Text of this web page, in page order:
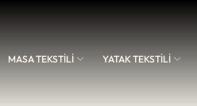
MASA TEKSTİLİ YATAK TEKSTİLİ